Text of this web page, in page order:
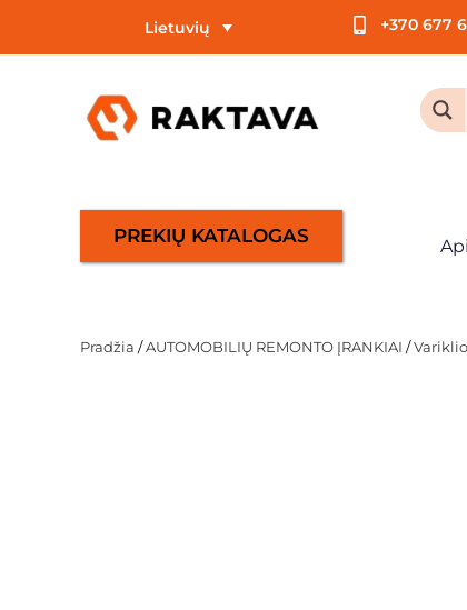
Lietuvių +370 677
PREKIŲ KATALOGAS
Pradžia /AUTOMOBILIŲ REMONTO ĮRANKIAI /